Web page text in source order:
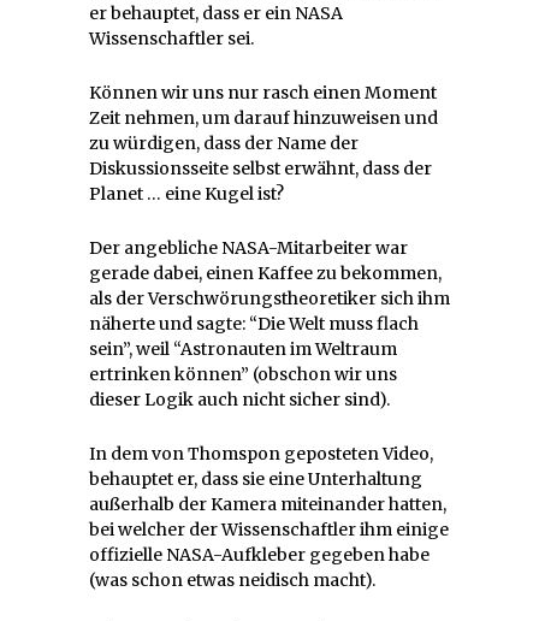
er behauptet, dass er ein NASA
Wissenschaftler sei.
Können wir uns nur rasch einen Moment
Zeit nehmen, um darauf hinzuweisen und
zu würdigen, dass der Name der
Diskussionsseite selbst erwähnt, dass der
Planet … eine Kugel ist?
Der angebliche NASA-Mitarbeiter war
gerade dabei, einen Kaffee zu bekommen,
als der Verschwörungstheoretiker sich ihm
näherte und sagte: “Die Welt muss flach
sein”, weil “Astronauten im Weltraum
ertrinken können” (obschon wir uns
dieser Logik auch nicht sicher sind).
In dem von Thomspon geposteten Video,
behauptet er, dass sie eine Unterhaltung
außerhalb der Kamera miteinander hatten,
bei welcher der Wissenschaftler ihm einige
offizielle NASA-Aufkleber gegeben habe
(was schon etwas neidisch macht).